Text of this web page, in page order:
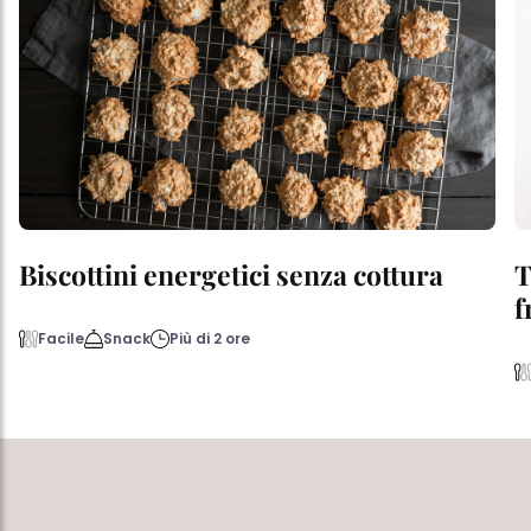
Biscottini energetici senza cottura
Facile Snack Più di 2 ore